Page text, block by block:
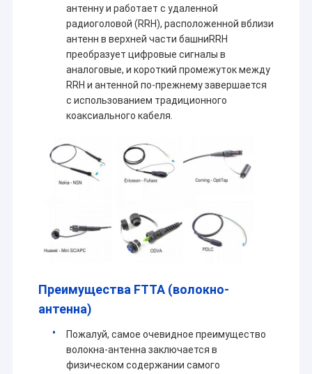
антенну и работает с удаленной
радиоголовой (RRH), расположенной вблизи
антенн в верхней части башниRRH
преобразует цифровые сигналы в
аналоговые, и короткий промежуток между
RRH и антенной по-прежнему завершается
с использованием традиционного
коаксиального кабеля.
Преимущества FTTA (волокно-
антенна)
Пожалуй, самое очевидное преимущество
волокна-антенна заключается в
физическом содержании самого